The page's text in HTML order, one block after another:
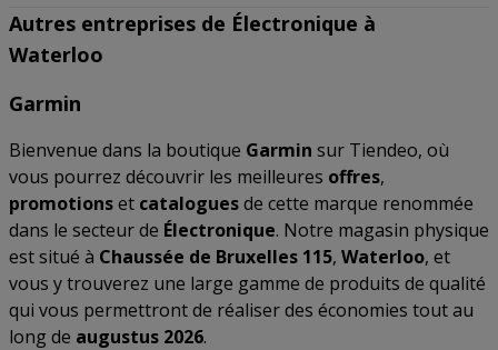
Autres entreprises de Électronique à
Waterloo
Garmin
Bienvenue dans la boutique Garmin sur Tiendeo, où
vous pourrez découvrir les meilleures offres,
promotionset cataloguesde cette marque renommée
dans le secteur de Électronique. Notre magasin physique
est situé à Chaussée de Bruxelles 115, Waterloo, et
vous y trouverez une large gamme de produits de qualité
qui vous permettront de réaliser des économies tout au
long de augustus 2026.